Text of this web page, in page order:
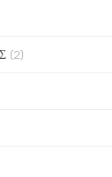
(2)